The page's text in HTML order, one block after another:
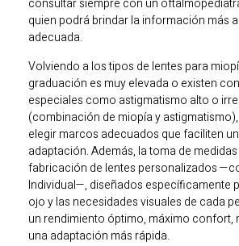
consultar siempre con un
quien podrá brindar la información más
adecuada.
Volviendo a los tipos de lentes para
graduación es muy elevada o existen
especiales como astigmatismo alto o
(combinación de miopía y
elegir marcos adecuados que faciliten
adaptación. Además, la toma de
fabricación de lentes personalizados
Individual—, diseñados específicamente
ojo y las necesidades visuales de cada
un rendimiento óptimo, máximo confort,
una adaptación más rápida.